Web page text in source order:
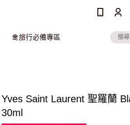
🛅旅行必備專區
Yves Saint Laurent 聖羅蘭
30ml